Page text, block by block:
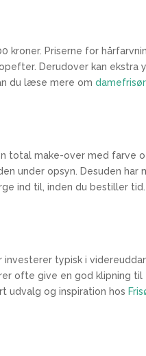
kroner. Priserne for
Derudover kan ekstra
du læse mere om damefrisør
total make-over med farve
under opsyn. Desuden har
ind til, inden du bestiller tid.
typisk i
ofte give en god klipning til
udvalg og inspiration hos